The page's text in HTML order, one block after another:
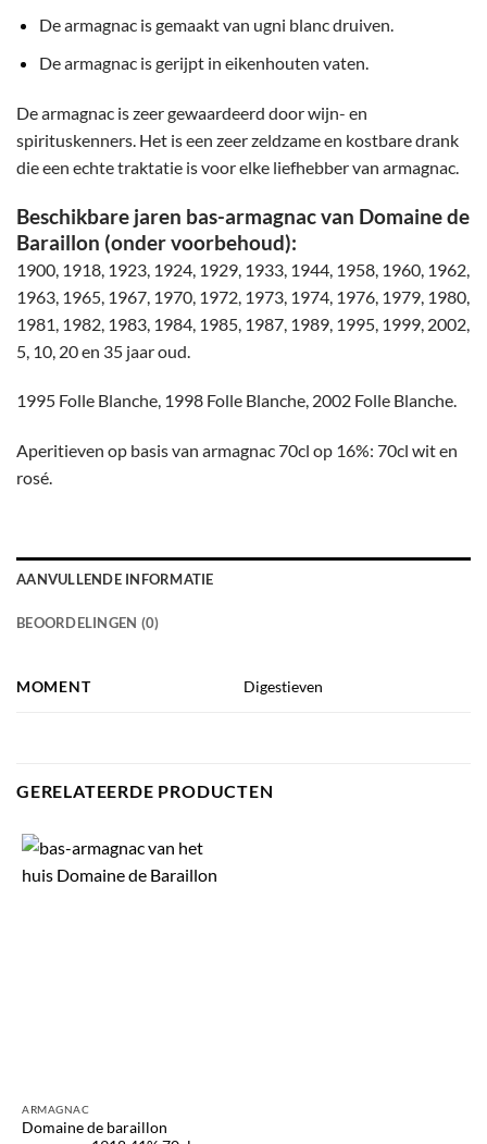
De armagnac is gemaakt van ugni blanc druiven.
De armagnac is gerijpt in eikenhouten vaten.
De armagnac is zeer gewaardeerd door wijn- en
spirituskenners. Het is een zeer zeldzame en kostbare drank
die een echte traktatie is voor elke liefhebber van armagnac.
Beschikbare jaren bas-armagnac van Domaine de
Baraillon (onder voorbehoud):
1900, 1918, 1923, 1924, 1929, 1933, 1944, 1958, 1960, 1962,
1963, 1965, 1967, 1970, 1972, 1973, 1974, 1976, 1979, 1980,
1981, 1982, 1983, 1984, 1985, 1987, 1989, 1995, 1999, 2002,
5, 10, 20 en 35 jaar oud.
1995 Folle Blanche, 1998 Folle Blanche, 2002 Folle Blanche.
Aperitieven op basis van armagnac 70cl op 16%: 70cl wit en
rosé.
AANVULLENDE INFORMATIE
BEOORDELINGEN (0)
MOMENT Digestieven
GERELATEERDE PRODUCTEN
ARMAGNAC
Domaine de baraillon